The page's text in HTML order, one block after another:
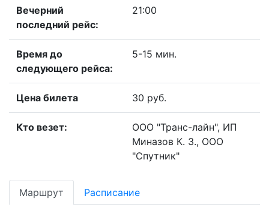
Вечерний
последний рейс:
21:00
Время до
следующего рейса:
5-15 мин.
Цена билета 30 руб.
Кто везет:
ООО "Транс-лайн", ИП
Миназов К. З., ООО
"Спутник"
Маршрут Расписание